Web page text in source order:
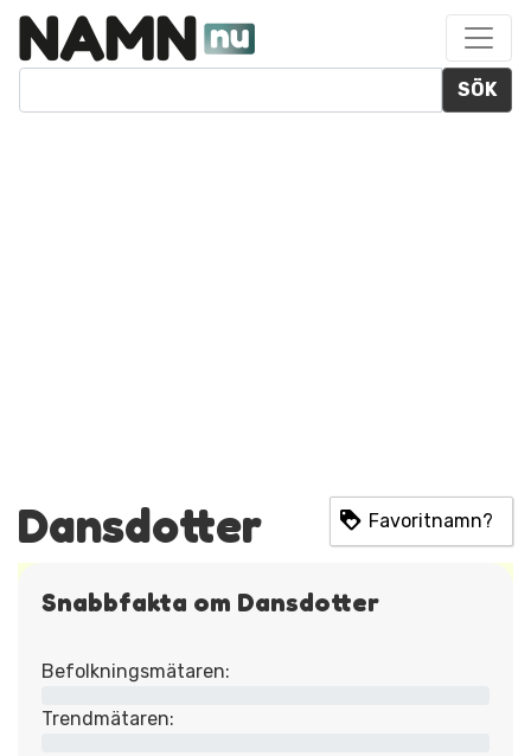
SÖK
Dansdotter Favoritnamn?
Snabbfakta om Dansdotter
Befolkningsmätaren:
Trendmätaren: